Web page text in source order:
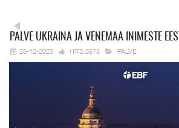
PALVE UKRAINA JA VENEMAA INIMESTE EEST
28-12-2023 HITS:3573 PALVE